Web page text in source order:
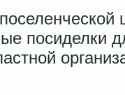
посиделки